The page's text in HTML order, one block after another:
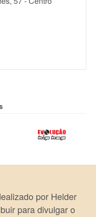
por Helder
para divulgar o